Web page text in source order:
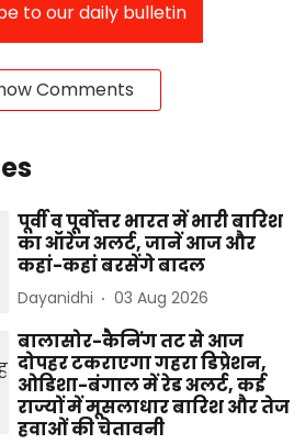
to our daily bulletin
Comments
पूर्वी व पूर्वोत्तर भारत में भारी बारिश
का ऑरेंज अलर्ट, जानें आज और
कहां-कहां बरसेंगे बादल
Dayanidhi 03 Aug 2026
बालासोर-कैनिंग तट से आज
दोपहर टकराएगा गहरा डिप्रेशन,
ओडिशा-बंगाल में रेड अलर्ट, कई
राज्यों में मूसलाधार बारिश और तेज
हवाओं की चेतावनी